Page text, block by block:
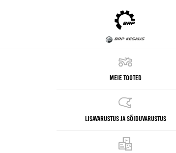
MEIE TOOTED
LISAVARUSTUS JA SÕIDUVARUSTUS